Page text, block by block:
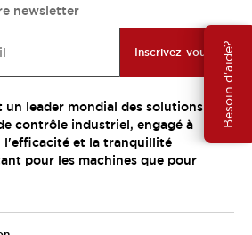
Besoin d'aide?
newsletter
Inscrivez-vous
un leader mondial des solutions
contrôle industriel, engagé à
l'efficacité et la tranquillité
pour les machines que pour